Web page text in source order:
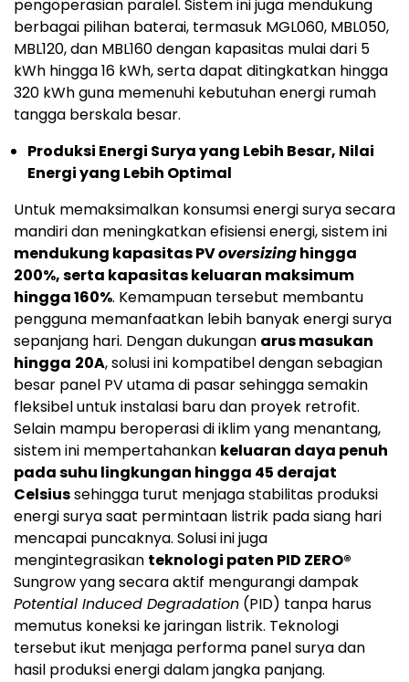
pengoperasian paralel. Sistem ini juga mendukung
berbagai pilihan baterai, termasuk MGL060, MBL050,
MBL120, dan MBL160 dengan kapasitas mulai dari 5
kWh hingga 16 kWh, serta dapat ditingkatkan hingga
320 kWh guna memenuhi kebutuhan energi rumah
tangga berskala besar.
Produksi Energi Surya yang Lebih Besar, Nilai
Energi yang Lebih Optimal
Untuk memaksimalkan konsumsi energi surya secara
mandiri dan meningkatkan efisiensi energi, sistem ini
mendukung kapasitas PVoversizinghingga
200%, serta kapasitas keluaran maksimum
hingga 160%. Kemampuan tersebut membantu
pengguna memanfaatkan lebih banyak energi surya
sepanjang hari. Dengan dukungan arus masukan
hingga 20A, solusi ini kompatibel dengan sebagian
besar panel PV utama di pasar sehingga semakin
fleksibel untuk instalasi baru dan proyek retrofit.
Selain mampu beroperasi di iklim yang menantang,
sistem ini mempertahankan keluaran daya penuh
pada suhu lingkungan hingga 45 derajat
Celsiussehingga turut menjaga stabilitas produksi
energi surya saat permintaan listrik pada siang hari
mencapai puncaknya. Solusi ini juga
mengintegrasikan teknologi paten PID ZERO®
Sungrow yang secara aktif mengurangi dampak
Potential Induced Degradation (PID) tanpa harus
memutus koneksi ke jaringan listrik. Teknologi
tersebut ikut menjaga performa panel surya dan
hasil produksi energi dalam jangka panjang.